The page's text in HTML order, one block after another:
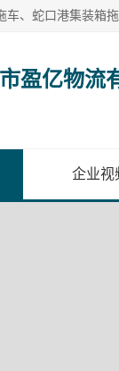
盈亿物流
企业视